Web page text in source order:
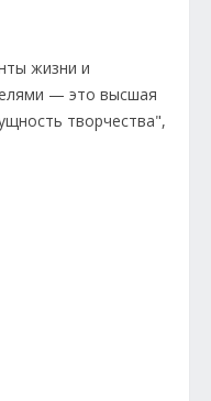
жизни и
— это высшая
творчества",